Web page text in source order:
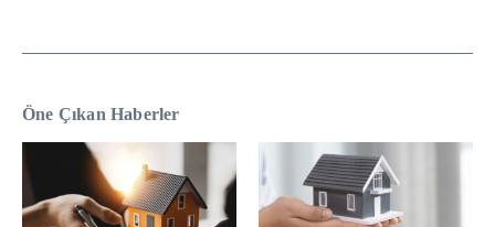
Öne Çıkan Haberler